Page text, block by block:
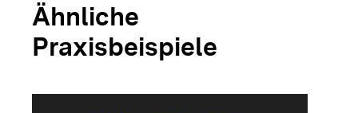
Ähnliche
Praxisbeispiele